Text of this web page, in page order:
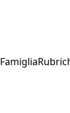
Famiglia